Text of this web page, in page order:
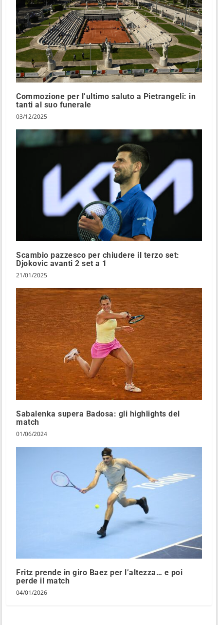
Commozione per l’ultimo saluto a Pietrangeli: in
tanti al suo funerale
03/12/2025
Scambio pazzesco per chiudere il terzo set:
Djokovic avanti 2 set a 1
21/01/2025
Sabalenka supera Badosa: gli highlights del
match
01/06/2024
Fritz prende in giro Baez per l’altezza… e poi
perde il match
04/01/2026